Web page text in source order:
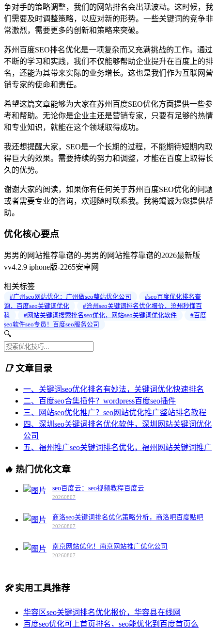
争对手的策略调整，我们的网站排名会出现波动。这时候，我
们需要及时调整策略，以应对新的形势。一些关键词的竞争非
常激烈，需要更多的创新和策略来突破。
苏州百度SEO排名优化是一项复杂而又充满挑战的工作。通过
不断的学习和实践，我们不仅能够帮助企业提升在百度上的排
名，还能为其带来实际的业务增长。这也是我们作为互联网营
销专家的使命和责任。
希望这篇文章能够为大家在苏州百度SEO优化方面提供一些参
考和帮助。无论你是企业主还是营销专家，只要有足够的热情
和专业知识，就能在这个领域取得成功。
我还想提醒大家，SEO是一个长期的过程，不能期待短期内取
得巨大的效果。需要持续的努力和调整，才能在百度上取得长
久的优势。
谢谢大家的阅读，如果你有任何关于苏州百度SEO优化的问题
或者需要专业的咨询，欢迎随时联系我。我将竭诚为您提供帮
助。
优化核心要点
男男的网站推荐靠谱的-男男的网站推荐靠谱的2026最新版
vv4.2.9 iphone版-2265安卓网
相关标签
#广州seo网站优化：广州做seo整站优化公司
#seo百度优化排名查
询，百度seo关键词优化
#沧州seo关键词排名优化报价，沧州秒懂百
科
#网站关键词搜索排名seo优化，网站seo关键词优化软件
#百度
seo软件seo专员！百度seo服务公司
🔍
📑文章目录
一、关键词seo优化排名有妙法，关键词优化快速排名
二、百度seo合集插件？wordpress百度seo插件
三、网站seo优化推广？seo网站优化推广整站排名教程
四、深圳seo关键词排名优化软件，深圳网站关键词优化
公司
五、福州推广seo关键词排名优化，福州网站关键词推广
🔥 热门优化文章
seo百度云：seo视频教程百度云
20260807
商洛seo关键词排名优化策略分析，商洛吧百度贴吧
20260807
南京网站优化！南京网站推广优化公司
20260807
🛠️实用工具推荐
华容区seo关键词排名优化报价，华容县在线网
百度seo优化可上首页排名，seo能优化到百度首页么